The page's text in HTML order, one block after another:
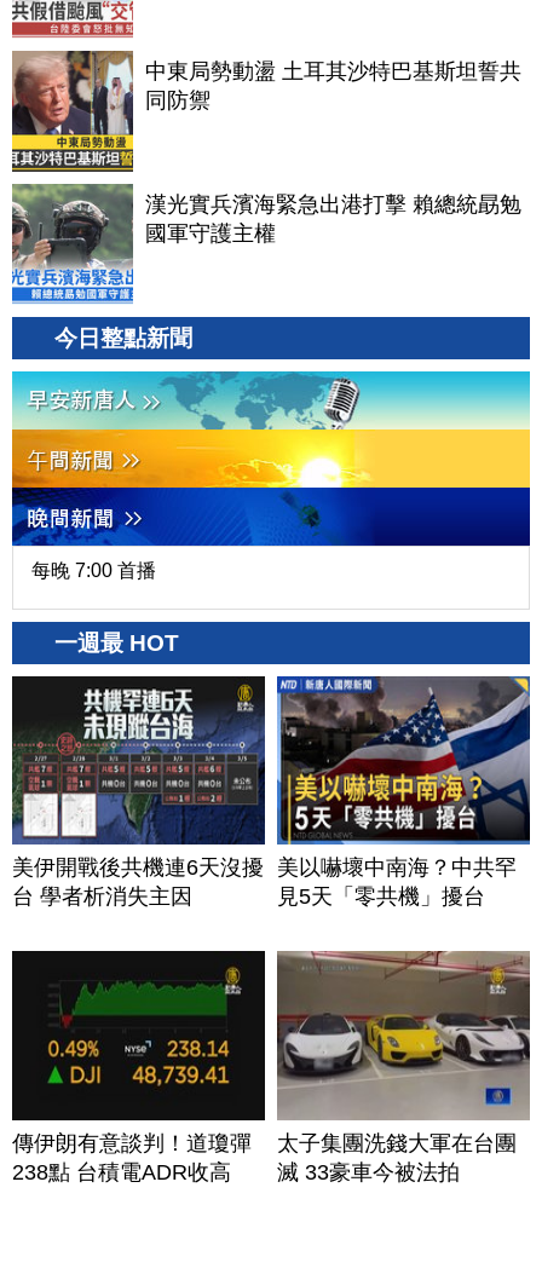
中東局勢動盪 土耳其沙特巴基斯坦誓共
同防禦
漢光實兵濱海緊急出港打擊 賴總統勗勉
國軍守護主權
今日整點新聞
每晚 7:00 首播
一週最 HOT
美伊開戰後共機連6天沒擾
台 學者析消失主因
美以嚇壞中南海？中共罕
見5天「零共機」擾台
傳伊朗有意談判！道瓊彈
238點 台積電ADR收高
太子集團洗錢大軍在台團
滅 33豪車今被法拍